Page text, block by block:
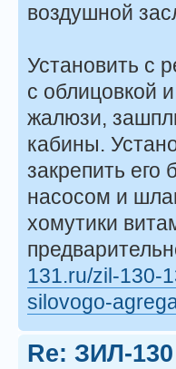
воздушной
Установить с
с облицовкой
жалюзи,
кабины.
закрепить
насосом и
хому­тики
131.ru/zil-130-
silovogo-
Re: ЗИЛ-130